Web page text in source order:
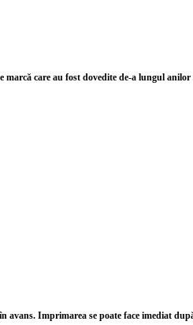
marcă care au fost dovedite de-a lungul
avans. Imprimarea se poate face imediat